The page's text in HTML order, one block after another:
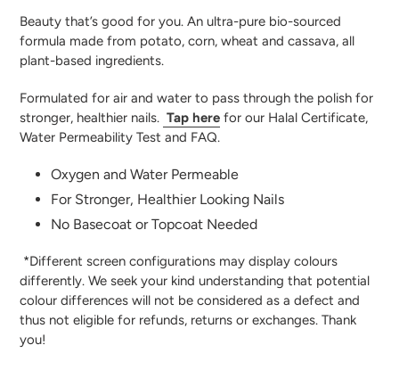
Beauty that’s good for you. An ultra-pure bio-sourced
formula made from potato, corn, wheat and cassava, all
plant-based ingredients.
Formulated for air and water to pass through the polish for
stronger, healthier nails. Tap here for our Halal Certificate,
Water Permeability Test and FAQ.
Oxygen and Water Permeable
For Stronger, Healthier Looking Nails
No Basecoat or Topcoat Needed
*Different screen configurations may display colours
differently. We seek your kind understanding that potential
colour differences will not be considered as a defect and
thus not eligible for refunds, returns or exchanges. Thank
you!